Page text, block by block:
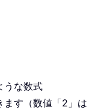
うな数式
ます（数値「2」は